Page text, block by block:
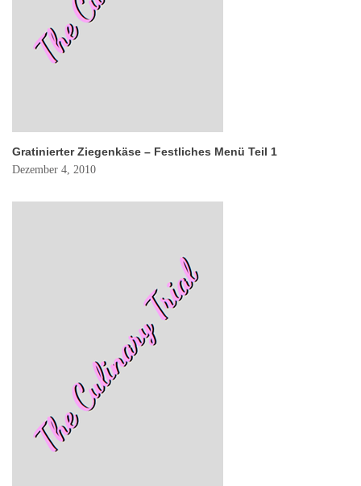
Gratinierter Ziegenkäse – Festliches Menü Teil 1
Dezember 4, 2010